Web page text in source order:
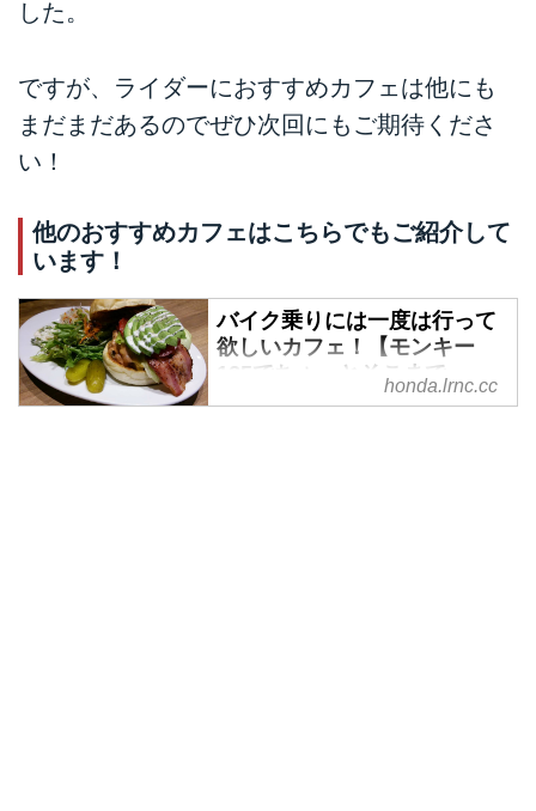
した。
ですが、ライダーにおすすめカフェは他にも
まだまだあるのでぜひ次回にもご期待くださ
い！
他のおすすめカフェはこちらでもご紹介して
います！
バイク乗りには一度は行って
欲しいカフェ！【モンキー
125でちょっとそこまで
vol.3】 - A Little Honda
honda.lrnc.cc